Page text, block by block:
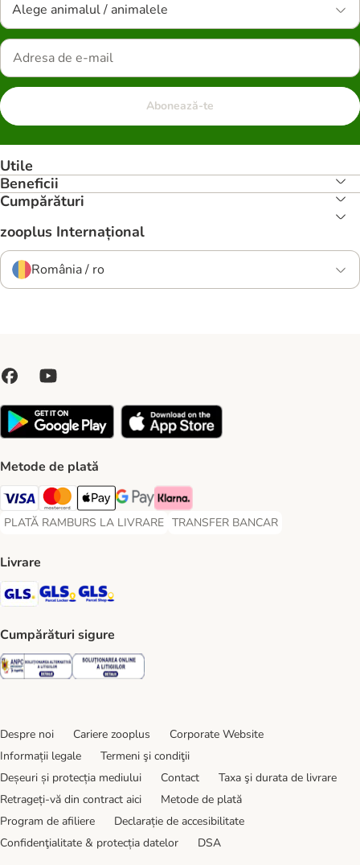
Alege animalul / animalele
Abonează-te
Utile
Beneficii
Cumpărături
zooplus Internațional
România / ro
Metode de plată
Visa Payment Method
Master Card Payment Method
Apple Pay Payment Method
Google Pay Payment Method
Klarna Payment Method
PLATĂ RAMBURS LA LIVRARE
PLATĂ RAMBURS LA LIVRARE Payment Method
TRANSFER BANCAR
TRANSFER BANCAR Payment
Livrare
GLS Shipping Method
GLS Locker Shipping Method
Cumpărături sigure
Security Security
Despre noi Cariere zooplus
Corporate Website
Informații legale
Termeni şi condiţii
Deșeuri și protecția mediului
Contact
Taxa şi durata de livrare
Retrageți-vă din contract aici
Metode de plată
Program de afiliere
Declarație de accesibilitate
Confidenţialitate & protecția datelor
DSA